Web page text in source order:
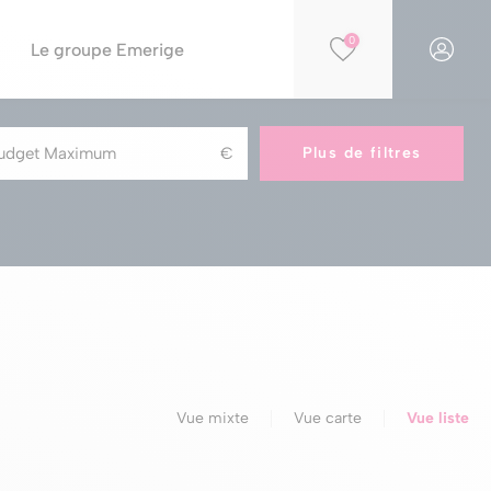
0
Par opportunités
Nos offres spéciales
Financer votre projet
Le groupe Emerige
Vue mixte Vue carte Vue liste
Plus de filtres